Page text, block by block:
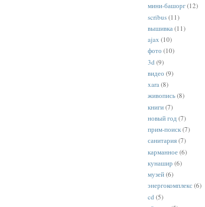
мини-башорг(12)
scribus(11)
вышивка(11)
ajax (10)
фото (10)
3d (9)
видео (9)
xara(8)
живопись(8)
книги(7)
новый год (7)
прим-поиск(7)
санитария(7)
карманное(6)
кунашир (6)
музей(6)
энергокомплекс(6)
cd (5)